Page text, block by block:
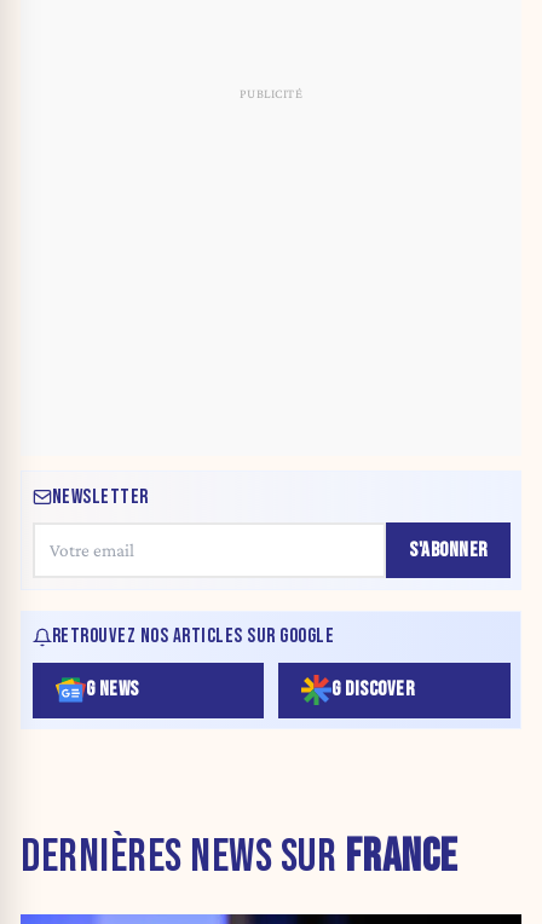
NEWSLETTER
S'ABONNER
RETROUVEZ NOS ARTICLES SUR GOOGLE
G NEWS G DISCOVER
DERNIÈRES NEWS SUR FRANCE